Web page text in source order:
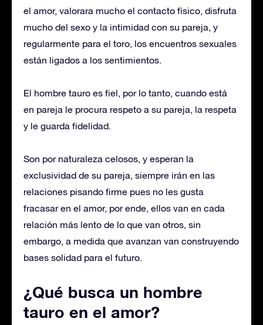
el amor, valorara mucho el contacto físico, disfruta
mucho del sexo y la intimidad con su pareja, y
regularmente para el toro, los encuentros sexuales
están ligados a los sentimientos.
El hombre tauro es fiel, por lo tanto, cuando está
en pareja le procura respeto a su pareja, la respeta
y le guarda fidelidad.
Son por naturaleza celosos, y esperan la
exclusividad de su pareja, siempre irán en las
relaciones pisando firme pues no les gusta
fracasar en el amor, por ende, ellos van en cada
relación más lento de lo que van otros, sin
embargo, a medida que avanzan van construyendo
bases solidad para el futuro.
¿Qué busca un hombre
tauro en el amor?